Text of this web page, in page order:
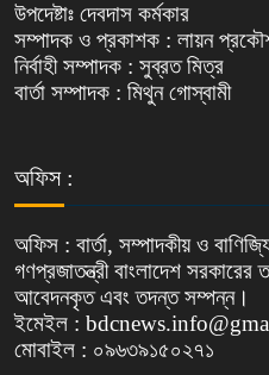
উপদেষ্টাঃ দেবদাস কর্মকার
সম্পাদক ও প্রকাশক : লায়ন
নির্বাহী সম্পাদক : সুব্রত মিত্র
বার্তা সম্পাদক : মিথুন গোস্বামী
অফিস :
অফিস : বার্তা, সম্পাদকীয় ও
গণপ্রজাতন্ত্রী বাংলাদেশ
আবেদনকৃত এবং তদন্ত সম্পন্ন।
ইমেইল :
মোবাইল : ০৯৬৩৯১৫০২৭১